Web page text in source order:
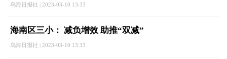
乌海日报社 | 2023-03-10 13:33
海南区三小： 减负增效 助推“双减”
乌海日报社 | 2023-03-10 13:33